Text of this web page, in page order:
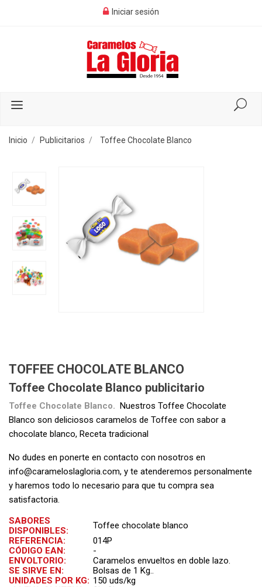
Iniciar sesión
Inicio Publicitarios Toffee Chocolate Blanco
TOFFEE CHOCOLATE BLANCO
Toffee Chocolate Blanco publicitario
Toffee Chocolate Blanco. Nuestros Toffee Chocolate
Blanco son deliciosos caramelos de Toffee con sabor a
chocolate blanco, Receta tradicional
No dudes en ponerte en contacto con nosotros en
info@carameloslagloria.com, y te atenderemos personalmente
y haremos todo lo necesario para que tu compra sea
satisfactoria.
SABORES
DISPONIBLES:
Toffee chocolate blanco
REFERENCIA:
014P
CÓDIGO EAN:
-
ENVOLTORIO:
Caramelos envueltos en doble lazo.
SE SIRVE EN:
Bolsas de 1 Kg..
UNIDADES POR KG: 150 uds/kg